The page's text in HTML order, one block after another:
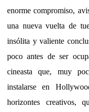
enorme compromiso,
una nueva vuelta de
insólita y valiente
poco antes de ser
cineasta que, muy
instalarse en
horizontes creativos,